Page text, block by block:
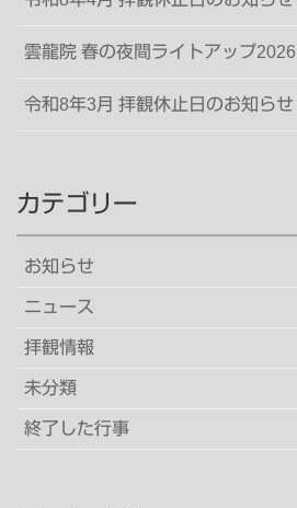
雲龍院 春の夜間ライトアップ2026
令和8年3月 拝観休止日のお知らせ
カテゴリー
お知らせ
ニュース
拝観情報
未分類
終了した行事